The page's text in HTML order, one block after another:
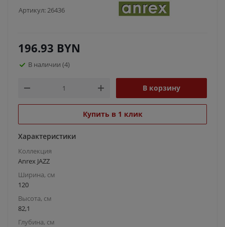
Артикул: 26436
196.93 BYN
В наличии (4)
В корзину
Купить в 1 клик
Характеристики
Коллекция
Anrex JAZZ
Ширина, см
120
Высота, см
82,1
Глубина, см